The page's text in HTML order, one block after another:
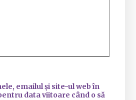
emailul și site-ul web în
data viitoare când o să